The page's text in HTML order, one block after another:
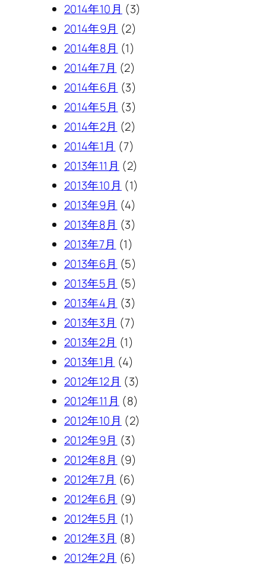
2014年10月 (3)
2014年9月 (2)
2014年8月 (1)
2014年7月 (2)
2014年6月 (3)
2014年5月 (3)
2014年2月 (2)
2014年1月 (7)
2013年11月 (2)
2013年10月 (1)
2013年9月 (4)
2013年8月 (3)
2013年7月 (1)
2013年6月 (5)
2013年5月 (5)
2013年4月 (3)
2013年3月 (7)
2013年2月 (1)
2013年1月 (4)
2012年12月 (3)
2012年11月 (8)
2012年10月 (2)
2012年9月 (3)
2012年8月 (9)
2012年7月 (6)
2012年6月 (9)
2012年5月 (1)
2012年3月 (8)
2012年2月 (6)